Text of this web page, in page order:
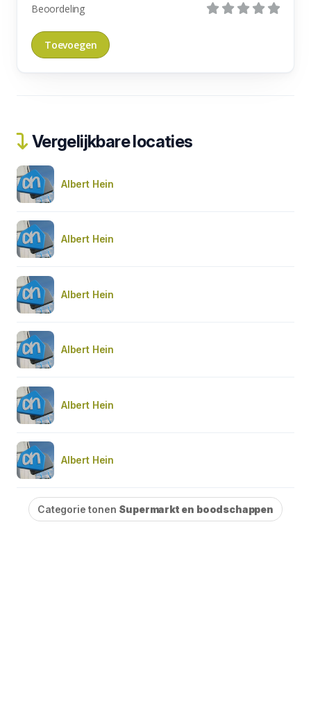
Beoordeling
Vergelijkbare locaties
Albert Hein
Albert Hein
Albert Hein
Albert Hein
Albert Hein
Albert Hein
Categorie tonen Supermarkt en boodschappen